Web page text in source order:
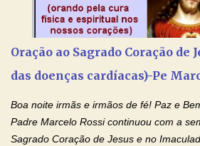
possamos nos livrar de toda opressão
prejudicando a nossa família. Peço
(apresente aqui o seu pedido...) Eu,
coração, confiante que o Senhor me
agradeço de coração ao Espíri...
Oração ao Sagrado Coração de
das doenças cardíacas)-Pe
Boa noite irmãs e irmãos de fé! Paz e
Padre Marcelo Rossi continuou com a
Sagrado Coração de Jesus e no